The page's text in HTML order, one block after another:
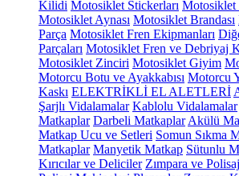
Kilidi Motosiklet Stickerları Motosiklet
Motosiklet Aynası Motosiklet Brandası
Parça Motosiklet Fren Ekipmanları
Parçaları Motosiklet Fren ve Debriyaj
Motosiklet Zinciri Motosiklet Giyim
Motorcu Botu ve Ayakkabısı Motorcu
Kaskı ELEKTRİKLİ EL ALETLERİ
Şarjlı Vidalamalar Kablolu Vidalamalar
Matkaplar Darbeli Matkaplar Akülü
Matkap Ucu ve Setleri Somun Sıkma
Matkaplar Manyetik Matkap Sütunlu
Kırıcılar ve Deliciler Zımpara ve Polisaj